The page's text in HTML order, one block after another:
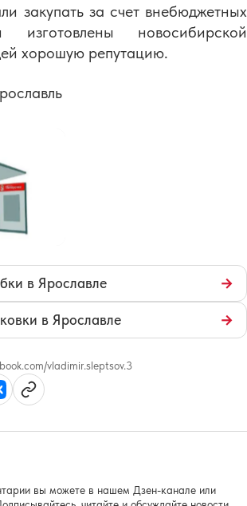
закупать за счет внебюджетных
новосибирской
хорошую репутацию.
в Ярославле →
в Ярославле →
vladimir.sleptsov.3
вы можете в нашем Дзен-канале или